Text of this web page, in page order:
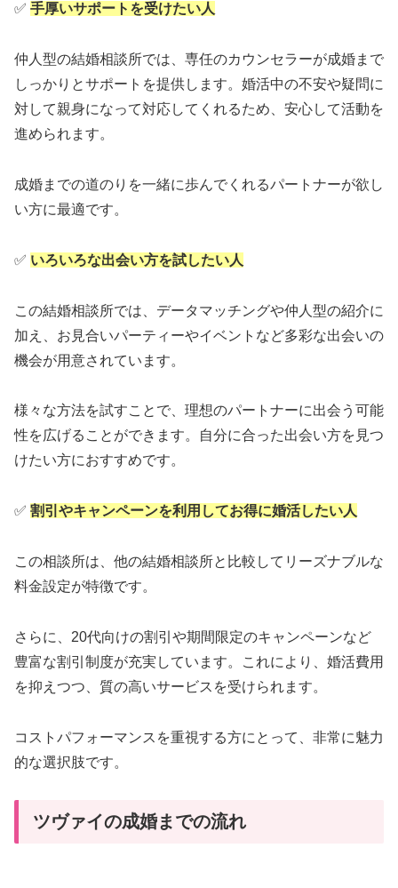
✅ 手厚いサポートを受けたい人
仲人型の結婚相談所では、専任のカウンセラーが成婚まで
しっかりとサポートを提供します。婚活中の不安や疑問に
対して親身になって対応してくれるため、安心して活動を
進められます。
成婚までの道のりを一緒に歩んでくれるパートナーが欲し
い方に最適です。
✅ いろいろな出会い方を試したい人
この結婚相談所では、データマッチングや仲人型の紹介に
加え、お見合いパーティーやイベントなど多彩な出会いの
機会が用意されています。
様々な方法を試すことで、理想のパートナーに出会う可能
性を広げることができます。自分に合った出会い方を見つ
けたい方におすすめです。
✅ 割引やキャンペーンを利用してお得に婚活したい人
この相談所は、他の結婚相談所と比較してリーズナブルな
料金設定が特徴です。
さらに、20代向けの割引や期間限定のキャンペーンなど
豊富な割引制度が充実しています。これにより、婚活費用
を抑えつつ、質の高いサービスを受けられます。
コストパフォーマンスを重視する方にとって、非常に魅力
的な選択肢です。
ツヴァイの成婚までの流れ